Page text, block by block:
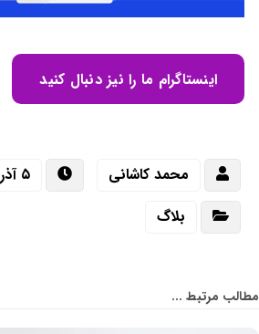
اینستاگرام ما را نیز دنبال کنید
محمد کاشانی
۵ آذر ۱۴۰۱
بلاگ
مطالب مرتبط ...